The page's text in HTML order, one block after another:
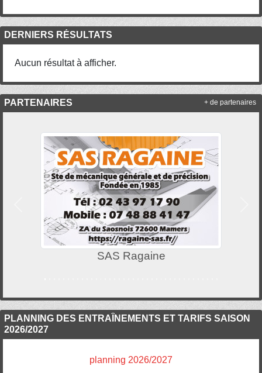
DERNIERS RÉSULTATS
Aucun résultat à afficher.
PARTENAIRES + de partenaires
PLANNING DES ENTRAÎNEMENTS ET TARIFS SAISON
2026/2027
planning 2026/2027